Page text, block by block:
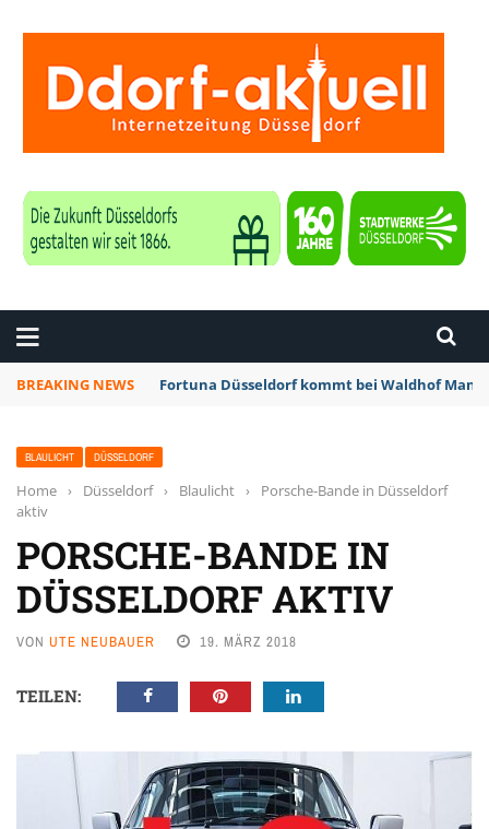
BREAKING NEWS Fortuna Düsseldorf kommt bei Waldhof
BLAULICHT DÜSSELDORF
Home › Düsseldorf › Blaulicht ›
Porsche-Bande in Düsseldorf
aktiv
PORSCHE-BANDE IN
DÜSSELDORF AKTIV
VON UTE NEUBAUER 19. MÄRZ 2018
TEILEN: